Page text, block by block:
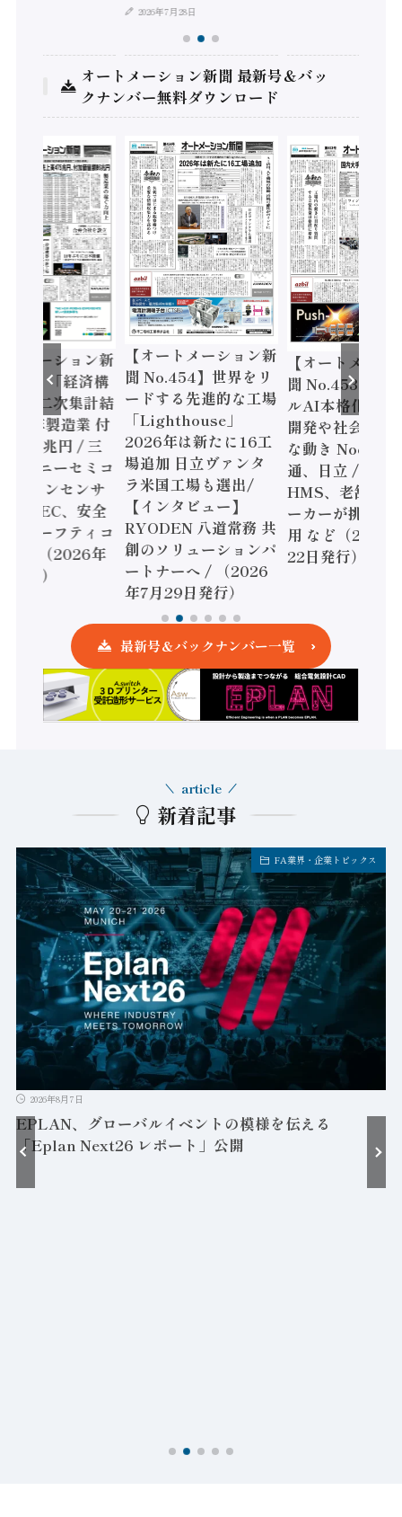
2026年7月28日
オートメーション新聞 最新号＆バッ
クナンバー無料ダウンロード
トメーション新
】「経済構
調査二次集計結
年製造業 付
額86兆円 / 三
とソニーセミコ
ジョンセンサ
/ IDEC、安全
すセーフティコ
ーラ（2026年
発行）
【オートメーション新
聞 No.454】世界をリ
ードする先進的な工場
「Lighthouse」
2026年は新たに16工
場追加 日立ヴァンタ
ラ米国工場も選出/
【インタビュー】
RYODEN 八道常務 共
創のソリューションパ
ートナーへ / （2026
年7月29日発行）
【オートメーシ
聞 No.453】フ
ルAI本格化へ
開発や社会実装
な動き Noetra
通、日立 / 兵神
HMS、老舗ポ
ーカーが挑むデ
用 など（2026
22日発行）
最新号＆バックナンバー一覧
新着記事
article
FA業界・企業トピックス
2026年8月7日
EPLAN、グローバルイベントの模様を伝える
「Eplan Next26 レポート」公開